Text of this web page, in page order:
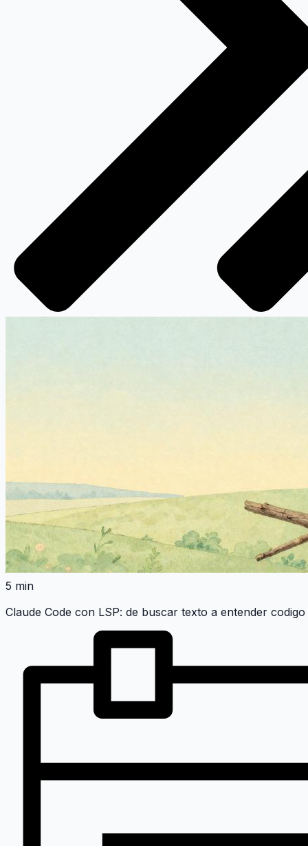
5 min
Claude Code con LSP: de buscar texto a entender codigo